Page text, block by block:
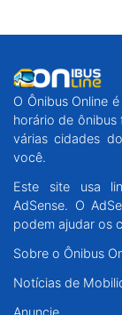
O Ônibus Online
horário de ônibus
várias cidades
você.
Este site usa
AdSense. O
podem ajudar os
Sobre o Ônibus
Notícias de